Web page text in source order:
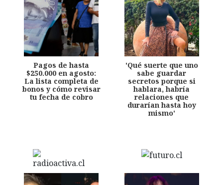
Pagos de hasta
$250.000 en agosto:
La lista completa de
bonos y cómo revisar
tu fecha de cobro
'Qué suerte que uno
sabe guardar
secretos porque si
hablara, habría
relaciones que
durarían hasta hoy
mismo'